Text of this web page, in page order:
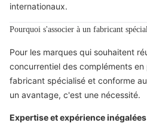
internationaux.
Pourquoi s'associer à un fabricant
Pour les marques qui souhaitent
concurrentiel des compléments
fabricant spécialisé et conforme
un avantage, c'est une nécessité.
Expertise et expérience